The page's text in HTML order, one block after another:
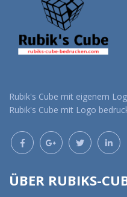
Rubik's Cube mit eigenem
Rubik's Cube mit Logo
ÜBER RUBIKS-